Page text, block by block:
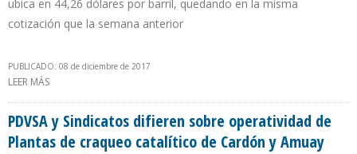
ubica en 44,26 dólares por barril, quedando en la misma
cotización que la semana anterior
PUBLICADO: 08 de diciembre de 2017
LEER MÁS
PDVSA y Sindicatos difieren sobre operatividad de
Plantas de craqueo catalítico de Cardón y Amuay